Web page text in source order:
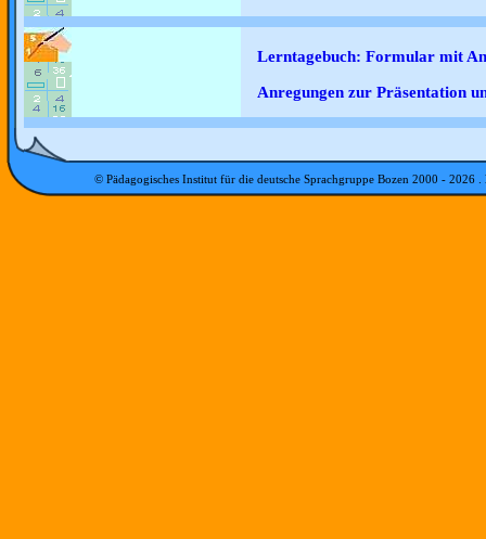
Lerntagebuch: Formular mit
Anregungen zur Präsentation
© Pädagogisches Institut für die deutsche Sprachgruppe Bozen 2000 - 2026